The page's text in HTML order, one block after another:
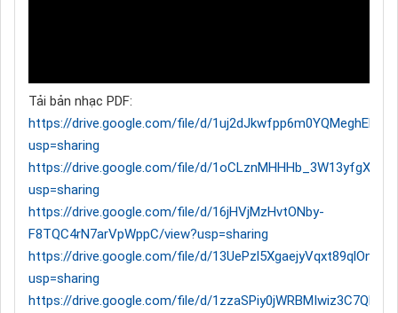
Tải bản nhạc PDF:
https://drive.google.com/file/d/
usp=sharing
https://drive.google.com/file/d/
usp=sharing
https://drive.google.com/file/d/16jHVjMzHvtONby-
F8TQC4rN7arVpWppC/view?usp=sharing
https://drive.google.com/file/d/
usp=sharing
https://drive.google.com/file/d/1zzaSPiy0jWRBMIwiz3C7Qh-